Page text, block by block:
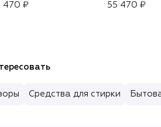
470 ₽
55 470 ₽
Средства для стирки